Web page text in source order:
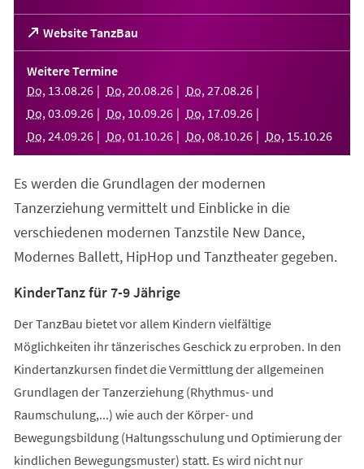
Website TanzBau
(Öffnet
in
einem
neuen
Tab)
Weitere Termine
Do, 13.08.26 Do, 20.08.26 Do, 27.08.26
Do, 03.09.26 Do, 10.09.26 Do, 17.09.26
Do, 24.09.26 Do, 01 .10.26 Do, 08.10.26 Do, 15.10.26
Es werden die Grundlagen der modernen
Tanzerziehung vermittelt und Einblicke in die
verschiedenen modernen Tanzstile New Dance,
Modernes Ballett, HipHop und Tanztheater gegeben.
KinderTanz für 7-9 Jährige
Der TanzBau bietet vor allem Kindern vielfältige
Möglichkeiten ihr tänzerisches Geschick zu erproben. In den
Kindertanzkursen findet die Vermittlung der allgemeinen
Grundlagen der Tanzerziehung (Rhythmus- und
Raumschulung,...) wie auch der Körper- und
Bewegungsbildung (Haltungsschulung und Optimierung der
kindlichen Bewegungsmuster) statt. Es wird nicht nur